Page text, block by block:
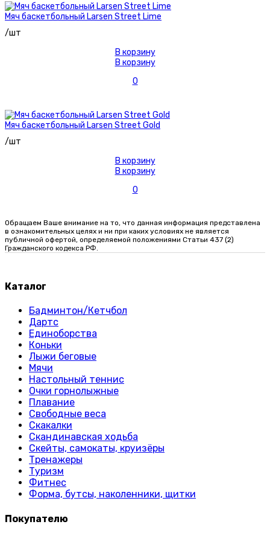
Мяч баскетбольный Larsen Street Lime
/шт
В корзину
В корзину
0
Мяч баскетбольный Larsen Street Gold
/шт
В корзину
В корзину
0
Обращаем Ваше внимание на то, что данная информация представлена
в ознакомительных целях и ни при каких условиях не является
публичной офертой, определяемой положениями Статьи 437 (2)
Гражданского кодекса РФ.
Каталог
Бадминтон/Кетчбол
Дартс
Единоборства
Коньки
Лыжи беговые
Мячи
Настольный теннис
Очки горнолыжные
Плавание
Свободные веса
Скакалки
Скандинавская ходьба
Скейты, самокаты, круизёры
Тренажеры
Туризм
Фитнес
Форма, бутсы, наколенники, щитки
Покупателю